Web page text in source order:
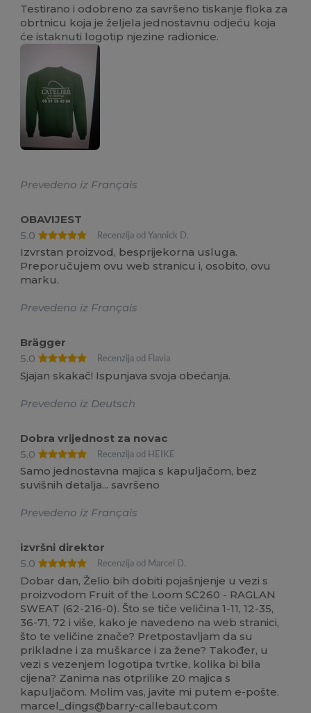
Testirano i odobreno za savršeno tiskanje floka za
obrtnicu koja je željela jednostavnu odjeću koja
će istaknuti logotip njezine radionice.
Prevedeno iz Français
OBAVIJEST
5.0
Recenzija od Yannick D.
Izvrstan proizvod, besprijekorna usluga.
Preporučujem ovu web stranicu i, osobito, ovu
marku.
Prevedeno iz Français
Brägger
5.0
Recenzija od Flavia
Sjajan skakač! Ispunjava svoja obećanja.
Prevedeno iz Deutsch
Dobra vrijednost za novac
5.0
Recenzija od HEIKE
Samo jednostavna majica s kapuljačom, bez
suvišnih detalja... savršeno
Prevedeno iz Français
izvršni direktor
5.0
Recenzija od Marcel D.
Dobar dan, Želio bih dobiti pojašnjenje u vezi s
proizvodom Fruit of the Loom SC260 - RAGLAN
SWEAT (62-216-0). Što se tiče veličina 1-11, 12-35,
36-71, 72 i više, kako je navedeno na web stranici,
što te veličine znače? Pretpostavljam da su
prikladne i za muškarce i za žene? Također, u
vezi s vezenjem logotipa tvrtke, kolika bi bila
cijena? Zanima nas otprilike 20 majica s
kapuljačom. Molim vas, javite mi putem e-pošte.
marcel_dings@barry-callebaut.com